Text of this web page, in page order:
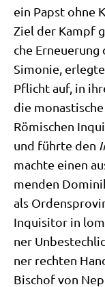
ein Papst ohne
Ziel der Kampf
che
Simo­nie,
Pflicht auf, in
die
Römi­schen
und führ­te den
mach­te einen
men­den
als
Inqui­si­tor in
ner
ner rech­ten
Bischof von